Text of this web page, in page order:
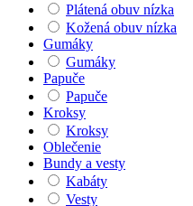
Plátená obuv nízka
Kožená obuv nízka
Gumáky
Gumáky
Papuče
Papuče
Kroksy
Kroksy
Oblečenie
Bundy a vesty
Kabáty
Vesty